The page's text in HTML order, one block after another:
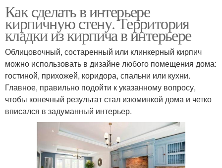
Как сделать в интерьере
кирпичную стену. Территория
кладки из кирпича в интерьере
Облицовочный, состаренный или клинкерный кирпич
можно использовать в дизайне любого помещения дома:
гостиной, прихожей, коридора, спальни или кухни.
Главное, правильно подойти к указанному вопросу,
чтобы конечный результат стал изюминкой дома и четко
вписался в задуманный интерьер.